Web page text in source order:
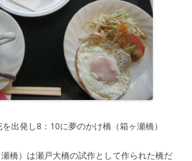
出発し8：10に夢のかけ橋（箱ヶ瀬橋）
橋）は瀬戸大橋の試作として作られた橋だ